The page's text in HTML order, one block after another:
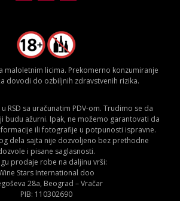
maloletnim licima. Prekomerno konzumiranje
dovodi do ozbiljnih zdravstvenih rizika.
RSD sa uračunatim PDV-om. Trudimo se da
budu ažurni. Ipak, ne možemo garantovati da
ili fotografije u potpunosti ispravne.
dela sajta nije dozvoljeno bez prethodne
i pisane saglasnosti.
prodaje robe na daljinu vrši:
Stars International doo
28a, Beograd – Vračar
PIB: 110302690